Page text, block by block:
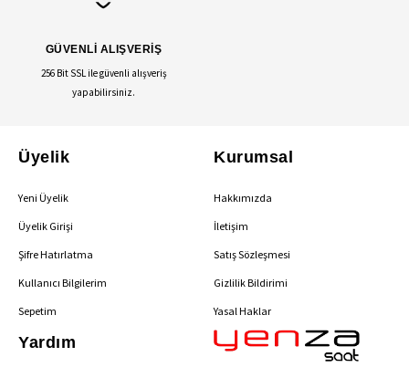
GÜVENLİ ALIŞVERİŞ
256 Bit SSL ile güvenli alışveriş
yapabilirsiniz.
Üyelik
Yeni Üyelik
Üyelik Girişi
Şifre Hatırlatma
Kullanıcı Bilgilerim
Sepetim
Kurumsal
Hakkımızda
İletişim
Satış Sözleşmesi
Gizlilik Bildirimi
Yasal Haklar
Yardım